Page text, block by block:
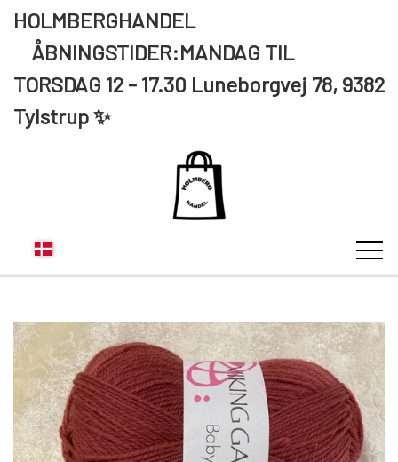
HOLMBERGHANDEL
ÅBNINGSTIDER:MANDAG TIL
TORSDAG 12 - 17.30 Luneborgvej 78, 9382
Tylstrup ✨
KUNDE LOGIN
OM OS